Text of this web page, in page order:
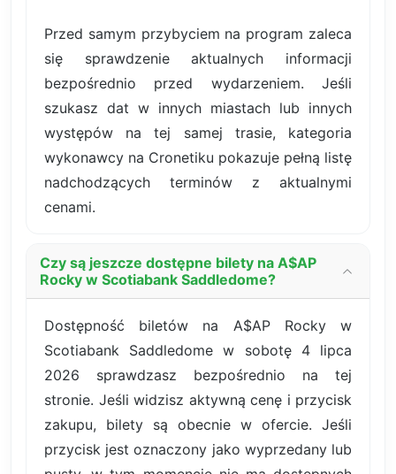
Przed samym przybyciem na program zaleca
się sprawdzenie aktualnych informacji
bezpośrednio przed wydarzeniem. Jeśli
szukasz dat w innych miastach lub innych
występów na tej samej trasie, kategoria
wykonawcy na Cronetiku pokazuje pełną listę
nadchodzących terminów z aktualnymi
cenami.
Czy są jeszcze dostępne bilety na A$AP
Rocky w Scotiabank Saddledome?
Dostępność biletów na A$AP Rocky w
Scotiabank Saddledome w sobotę 4 lipca
2026 sprawdzasz bezpośrednio na tej
stronie. Jeśli widzisz aktywną cenę i przycisk
zakupu, bilety są obecnie w ofercie. Jeśli
przycisk jest oznaczony jako wyprzedany lub